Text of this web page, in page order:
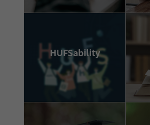
바로가기
HUFSability
바로가기